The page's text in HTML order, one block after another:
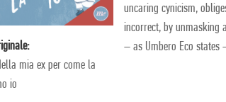
mia ex per come la
io
uncaring cynicism,
incorrect, by unmasking
– as Umbero Eco states